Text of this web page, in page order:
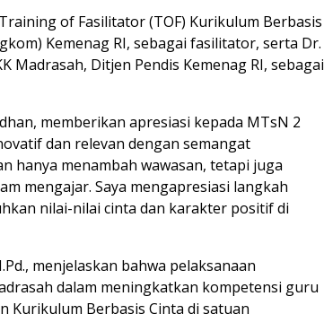
of Fasilitator (TOF) Kurikulum Berbasis
Kemenag RI, sebagai fasilitator, serta Dr.
Madrasah, Ditjen Pendis Kemenag RI, sebagai
memberikan apresiasi kepada MTsN 2
dan relevan dengan semangat
hanya menambah wawasan, tetapi juga
mengajar. Saya mengapresiasi langkah
nilai-nilai cinta dan karakter positif di
menjelaskan bahwa pelaksanaan
dalam meningkatkan kompetensi guru
Kurikulum Berbasis Cinta di satuan